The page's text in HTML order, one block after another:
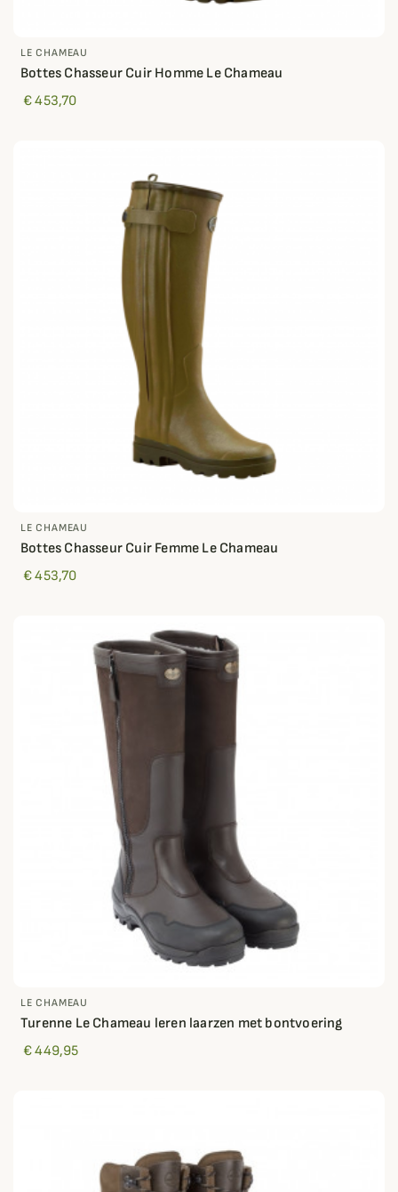
LE CHAMEAU
Bottes Chasseur Cuir Homme Le Chameau
€ 453,70
LE CHAMEAU
Bottes Chasseur Cuir Femme Le Chameau
€ 453,70
LE CHAMEAU
Turenne Le Chameau leren laarzen met bontvoering
€ 449,95